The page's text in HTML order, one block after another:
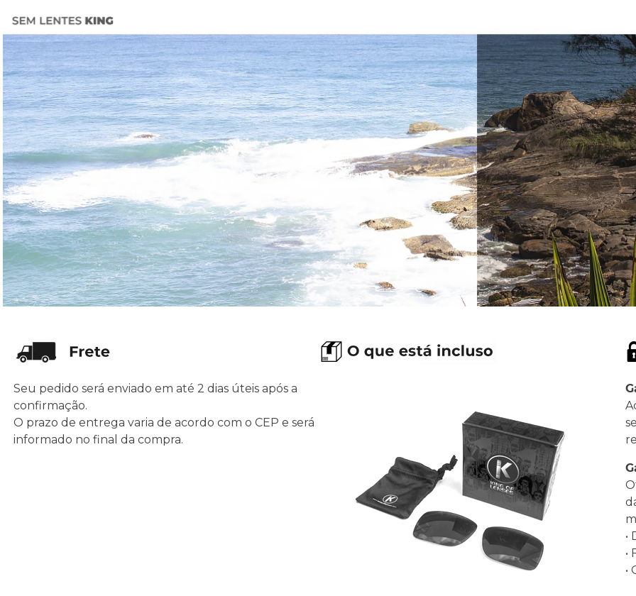
Seu pedido será enviado em até 2 dias úteis após a
confirmação.
O prazo de entrega varia de acordo com o CEP e será
informado no final da compra.
•
•
•